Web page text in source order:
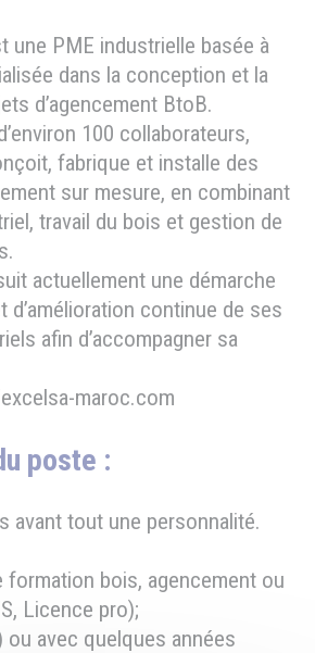
une PME industrielle basée à
dans la conception et la
d’agencement BtoB.
100 collaborateurs,
fabrique et installe des
sur mesure, en combinant
travail du bois et gestion de
actuellement une démarche
d’amélioration continue de ses
afin d’accompagner sa
maroc.com
poste :
avant tout une personnalité.
formation bois, agencement ou
Licence pro);
ou avec quelques années